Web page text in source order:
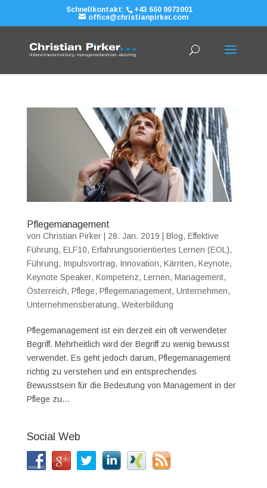
Schnellkontakt:
+43 660 9073001
office@christianpirker.com
Pflegemanagement
von Christian Pirker| 28. Jan. 2019 Blog, Effektive
Führung, ELF10, Erfahrungsorientiertes Lernen (EOL),
Führung, Impulsvortrag, Innovation, Kärnten, Keynote,
Keynote Speaker, Kompetenz, Lernen, Management,
Österreich, Pflege, Pflegemanagement, Unternehmen,
Unternehmensberatung, Weiterbildung
Pflegemanagement ist ein derzeit ein oft verwendeter
Begriff. Mehrheitlich wird der Begriff zu wenig bewusst
verwendet. Es geht jedoch darum, Pflegemanagement
richtig zu verstehen und ein entsprechendes
Bewusstsein für die Bedeutung von Management in der
Pflege zu...
Social Web